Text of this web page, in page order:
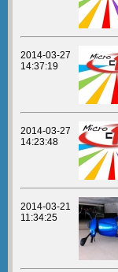
2014-03-27
14:37:19
2014-03-27
14:23:48
2014-03-21
11:34:25